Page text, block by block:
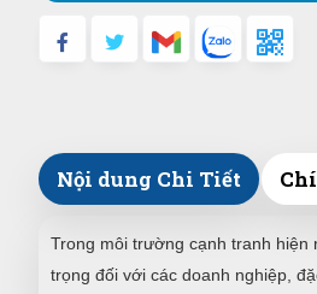
Nội dung Chi Tiết
Trong môi trường cạnh tranh hiện
trọng đối với các doanh nghiệp,